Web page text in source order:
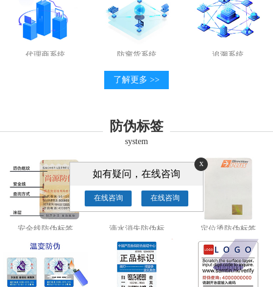
代理商系统 防窜货系统 追溯系统
了解更多 >>
防伪标签
system
安全线防伪标签 滴水消失防伪标 定位烫防伪标签
x
如有疑问，在线咨询
在线咨询 在线咨询